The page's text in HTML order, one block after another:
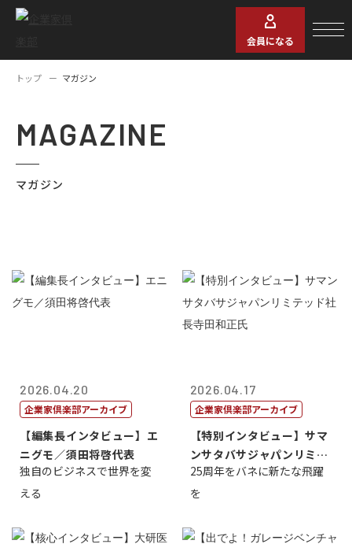
会員になる
トップ マガジン
MAGAZINE
マガジン
2026.04.20
企業家倶楽部アーカイブ
【編集長インタビュー】エ
ニグモ／須田将啓代表
独自のビジネスで世界を変
える
2026.04.17
企業家倶楽部アーカイブ
【特別インタビュー】サマ
ンサタバサジャパンリミテ
ッド社長寺田...
25周年をバネに新たな飛躍
を